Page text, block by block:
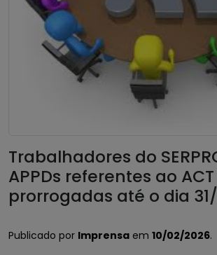
Trabalhadores do
APPDs referentes ao
prorrogadas até o dia
Publicado por Imprensa em 10/02/2026.